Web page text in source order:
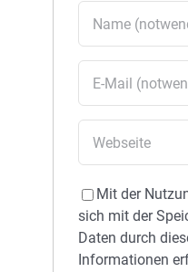
Mit der
sich mit der
Daten durch
Informationen